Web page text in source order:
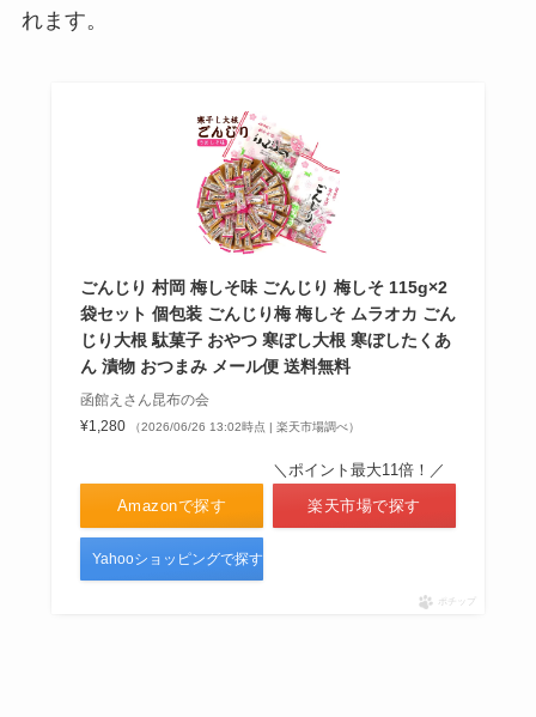
れます。
ごんじり 村岡 梅しそ味 ごんじり 梅しそ 115g×2
袋セット 個包装 ごんじり梅 梅しそ ムラオカ ごん
じり大根 駄菓子 おやつ 寒ぼし大根 寒ぼしたくあ
ん 漬物 おつまみ メール便 送料無料
函館えさん昆布の会
¥1,280
（2026/06/26 13:02時点 | 楽天市場調べ）
Amazonで探す
＼ポイント最大11倍！／
楽天市場で探す
Yahooショッピングで探す
ポチップ